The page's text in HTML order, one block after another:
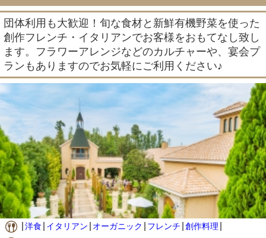
団体利用も大歓迎！旬な食材と新鮮有機野菜を使った
創作フレンチ・イタリアンでお客様をおもてなし致し
ます。フラワーアレンジなどのカルチャーや、宴会プ
ランもありますのでお気軽にご利用ください♪
洋食 イタリアン オーガニック フレンチ 創作料理